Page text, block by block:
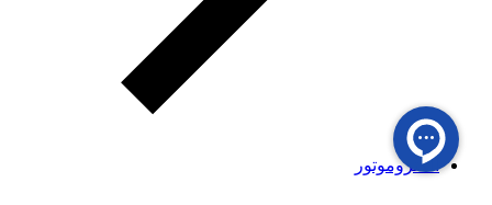
الکتروموتور